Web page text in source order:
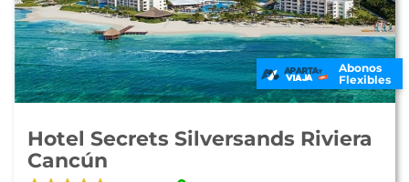
Abonos
Flexibles
Hotel Secrets Silversands Riviera
Cancún